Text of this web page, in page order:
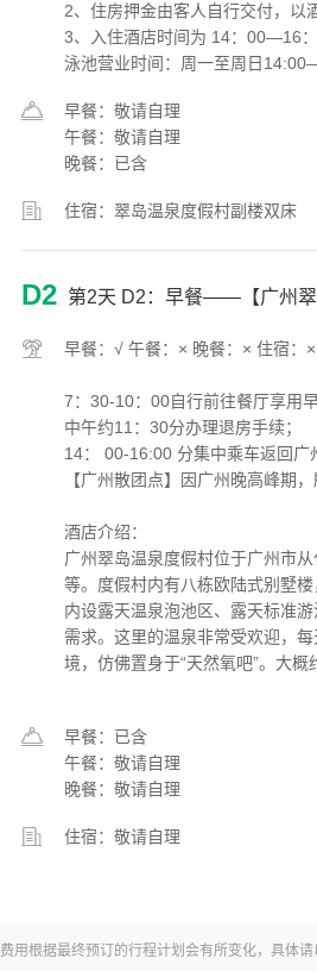
2、住房押金由客人自行交付，以
3、入住酒店时间为 14：00—16
泳池营业时间：周一至周日
早餐：敬请自理
午餐：敬请自理
晚餐：已含
住宿：翠岛温泉度假村副楼双床
D2 第2天 D2：早餐——【广州
早餐：√ 午餐：× 晚餐：× 住宿：×
7：30-10：00自行前往餐厅享用早
中午约11：30分办理退房手续；
14： 00-16:00 分集中乘车返回广
【广州散团点】因广州晚高峰期
酒店介绍：
广州翠岛温泉度假村位于广州市
等。度假村内有八栋欧陆式别墅
内设露天温泉泡池区、露天标准
需求。这里的温泉非常受欢迎，
境，仿佛置身于“天然氧吧”。大
早餐：已含
午餐：敬请自理
晚餐：敬请自理
住宿：敬请自理
费用根据最终预订的行程计划会有所变化，具体